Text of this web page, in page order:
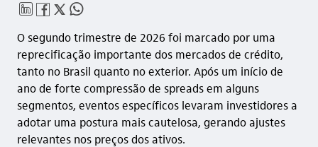
linkedin_base facebook_outline twitter_outline whatsapp_outline
O segundo trimestre de 2026 foi marcado por uma
reprecificação importante dos mercados de crédito,
tanto no Brasil quanto no exterior. Após um início de
ano de forte compressão de spreads em alguns
segmentos, eventos específicos levaram investidores a
adotar uma postura mais cautelosa, gerando ajustes
relevantes nos preços dos ativos.